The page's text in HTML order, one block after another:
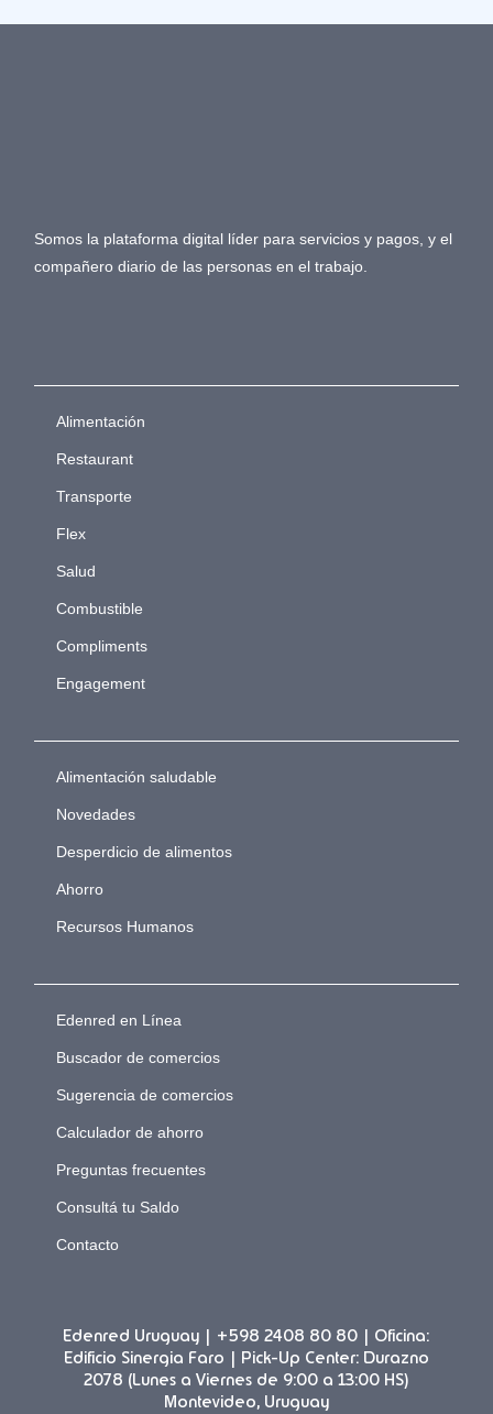
Somos la plataforma digital líder para servicios y pagos, y el
compañero diario de las personas en el trabajo.
Alimentación
Restaurant
Transporte
Flex
Salud
Combustible
Compliments
Engagement
Alimentación saludable
Novedades
Desperdicio de alimentos
Ahorro
Recursos Humanos
Edenred en Línea
Buscador de comercios
Sugerencia de comercios
Calculador de ahorro
Preguntas frecuentes
Consultá tu Saldo
Contacto
Edenred Uruguay | +598 2408 80 80 | Oficina:
Edificio Sinergia Faro | Pick-Up Center: Durazno
2078 (Lunes a Viernes de 9:00 a 13:00 HS)
Montevideo, Uruguay